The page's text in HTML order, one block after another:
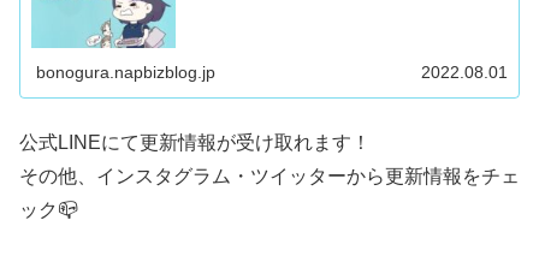
bonogura.napbizblog.jp 2022.08.01
公式LINEにて更新情報が受け取れます！
その他、 インスタグラム ・ ツイッターから更新情報をチェ
ック📪